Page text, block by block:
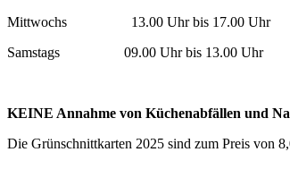
Mittwochs 13.00 Uhr bis 17.00 Uhr
Samstags 09.00 Uhr bis 13.00 Uhr
KEINE Annahme von Küchenabfällen und
Die Grünschnittkarten 2025 sind zum Preis von